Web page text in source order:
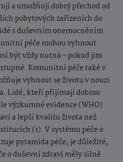
a umožňují dobrý přechod od
pobytových zařízeních do
s duševním onemocněním
péče mohou vyhnout
být vždy nutná - pokud jim
Komunitní péče také v
vyhnout se životu v nouzi
Lidé, kteří přijímají dobrou
výzkumné evidence (WHO)
a lepší kvalitu života než
(1). V systému péče o
pyramida péče, je důležité,
o duševní zdraví měly silné